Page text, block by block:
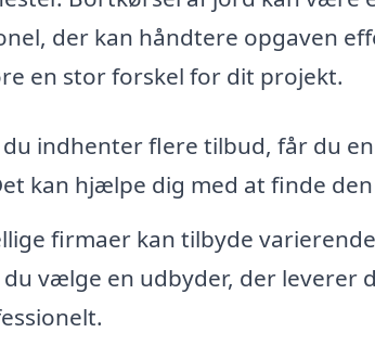
der kan håndtere opgaven
en stor forskel for dit projekt.
indhenter flere tilbud, får du
kan hjælpe dig med at finde
firmaer kan tilbyde
vælge en udbyder, der leverer